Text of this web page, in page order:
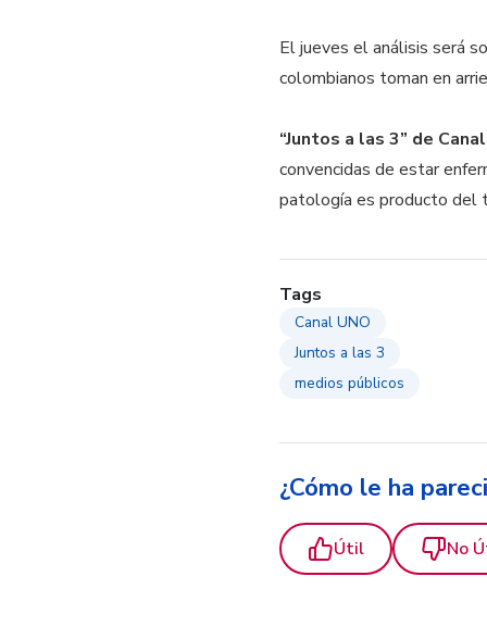
El jueves el análisis será
colombianos toman en
“Juntos a las 3” de
convencidas de estar
patología es producto del
Tags
Canal UNO
Juntos a las 3
medios públicos
¿Cómo le ha
Útil No